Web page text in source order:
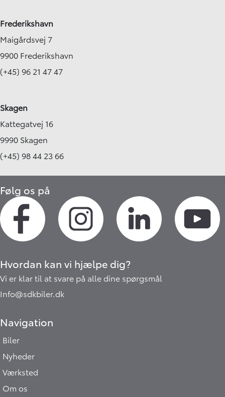
Frederikshavn
Maigårdsvej 7
9900 Frederikshavn
(+45) 96 21 47 47
Skagen
Kattegatvej 16
9990 Skagen
(+45) 98 44 23 66
Følg os på
Hvordan kan vi hjælpe dig?
Vi er klar til at svare på alle dine spørgsmål
Info@sdkbiler.dk
Navigation
Biler
Nyheder
Værksted
Om os